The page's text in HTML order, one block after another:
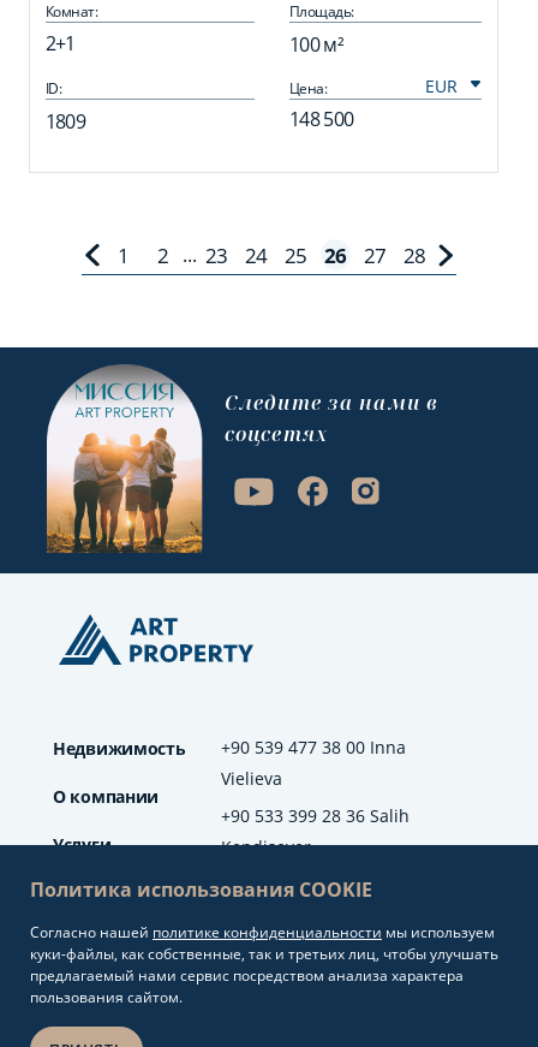
Комнат:
2+1
Площадь:
100 м²
ID:
1809
Цена:
148 500
1 2 ... 23 24 25 26 27 28
+90 539 477 38 00 Inna
Vielieva
+90 533 399 28 36 Salih
Kendisever
info@artproperty.net
Mahmutlar Mah.
Недвижимость
О компании
Услуги
Отзывы
Блог
Cледите за нами в
соцсетях
Политика использования COOKIE
Согласно нашей политике конфиденциальности мы используем
куки-файлы, как собственные, так и третьих лиц, чтобы улучшать
предлагаемый нами сервис посредством анализа характера
пользования сайтом.